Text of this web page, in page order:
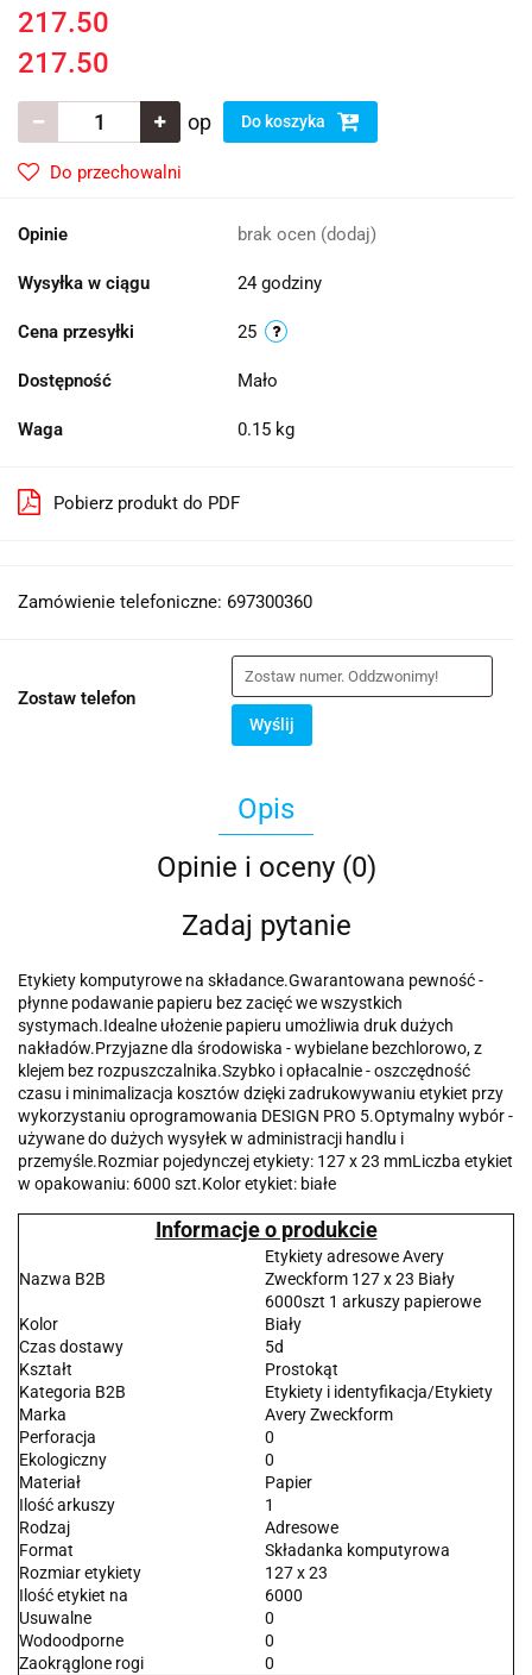
217.50
217.50
op Do koszyka
Do przechowalni
Opinie brak ocen (dodaj)
Wysyłka w ciągu 24 godziny
Cena przesyłki 25
Dostępność Mało
Waga 0.15 kg
Pobierz produkt do PDF
Zamówienie telefoniczne: 697300360
Zostaw telefon
Wyślij
Opis
Opinie i oceny (0)
Zadaj pytanie
Etykiety komputyrowe na składance.Gwarantowana pewność -
płynne podawanie papieru bez zacięć we wszystkich
systymach.Idealne ułożenie papieru umożliwia druk dużych
nakładów.Przyjazne dla środowiska - wybielane bezchlorowo, z
klejem bez rozpuszczalnika.Szybko i opłacalnie - oszczędność
czasu i minimalizacja kosztów dzięki zadrukowywaniu etykiet przy
wykorzystaniu oprogramowania DESIGN PRO 5.Optymalny wybór -
używane do dużych wysyłek w administracji handlu i
przemyśle.Rozmiar pojedynczej etykiety: 127 x 23 mmLiczba etykiet
w opakowaniu: 6000 szt.Kolor etykiet: białe
Informacje o produkcie
Nazwa B2B
Etykiety adresowe Avery
Zweckform 127 x 23 Biały
6000szt 1 arkuszy papierowe
Kolor
Biały
Czas dostawy
5d
Kształt
Prostokąt
Kategoria B2B
Etykiety i identyfikacja/Etykiety
Marka
Avery Zweckform
Perforacja
0
Ekologiczny
0
Materiał
Papier
Ilość arkuszy
1
Rodzaj
Adresowe
Format
Składanka komputyrowa
Rozmiar etykiety
127 x 23
Ilość etykiet na
6000
Usuwalne
0
Wodoodporne
0
Zaokrąglone rogi
0